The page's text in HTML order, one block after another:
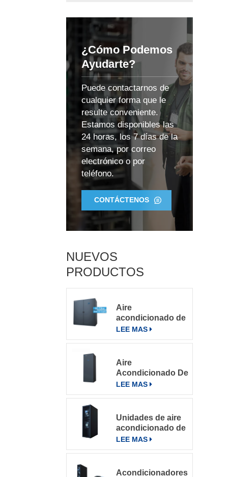
¿Cómo Podemos
Ayudarte?
Puede contactarnos de
cualquier forma que le
resulte conveniente.
Estamos disponibles las
24 horas, los 7 días de la
semana, por correo
electrónico o por
teléfono.
CONTÁCTENOS
NUEVOS
PRODUCTOS
Aire
acondicionado de
precisión para
salas de
grandes
LEE MAS
Aire
Acondicionado De
Precisión Para
Salas De
LEE MAS
Unidades de aire
acondicionado de
precisión con
refrigeración por
LEE MAS
Acondicionadores